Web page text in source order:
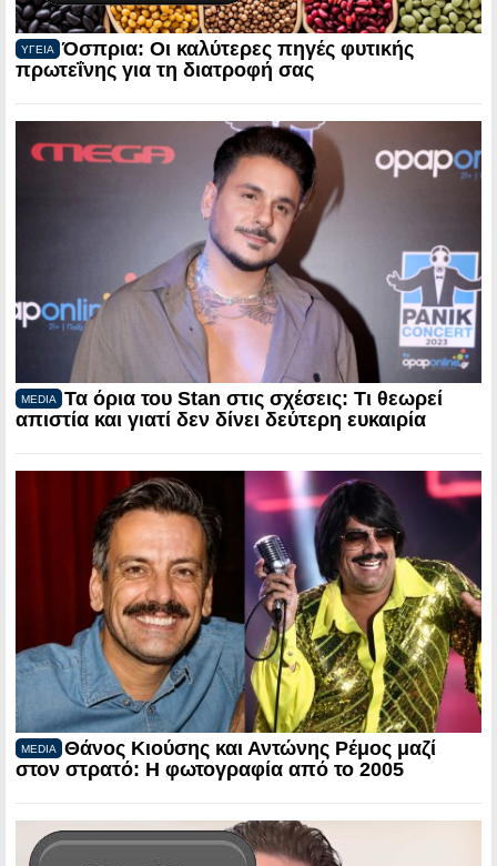
ΥΓΕΙΑ
Όσπρια: Οι καλύτερες πηγές φυτικής
πρωτεΐνης για τη διατροφή σας
MEDIA
Τα όρια του Stan στις σχέσεις: Τι θεωρεί
απιστία και γιατί δεν δίνει δεύτερη ευκαιρία
MEDIA
Θάνος Κιούσης και Αντώνης Ρέμος μαζί
στον στρατό: Η φωτογραφία από το 2005